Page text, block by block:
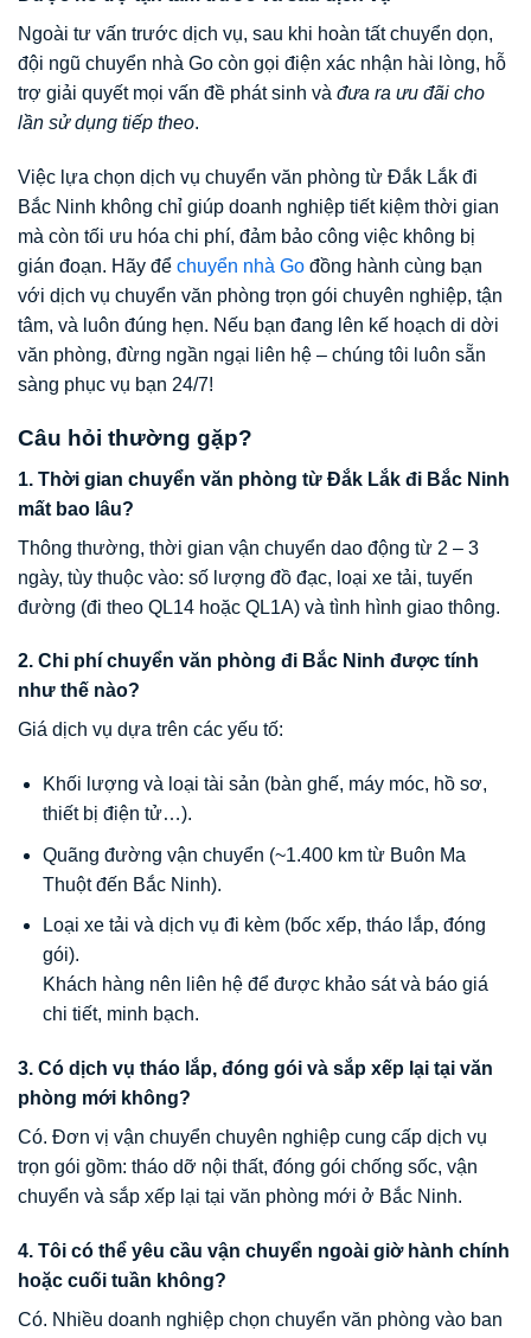
Ngoài tư vấn trước dịch vụ, sau khi hoàn tất chuyển dọn,
đội ngũ chuyển nhà Go còn gọi điện xác nhận hài lòng, hỗ
trợ giải quyết mọi vấn đề phát sinh và đưa ra ưu đãi cho
lần sử dụng tiếp theo.
Việc lựa chọn dịch vụ chuyển văn phòng từ Đắk Lắk đi
Bắc Ninh không chỉ giúp doanh nghiệp tiết kiệm thời gian
mà còn tối ưu hóa chi phí, đảm bảo công việc không bị
gián đoạn. Hãy để chuyển nhà Go đồng hành cùng bạn
với dịch vụ chuyển văn phòng trọn gói chuyên nghiệp, tận
tâm, và luôn đúng hẹn. Nếu bạn đang lên kế hoạch di dời
văn phòng, đừng ngần ngại liên hệ – chúng tôi luôn sẵn
sàng phục vụ bạn 24/7!
Câu hỏi thường gặp?
1. Thời gian chuyển văn phòng từ Đắk Lắk đi Bắc Ninh
mất bao lâu?
Thông thường, thời gian vận chuyển dao động từ 2 – 3
ngày, tùy thuộc vào: số lượng đồ đạc, loại xe tải, tuyến
đường (đi theo QL14 hoặc QL1A) và tình hình giao thông.
2. Chi phí chuyển văn phòng đi Bắc Ninh được tính
như thế nào?
Giá dịch vụ dựa trên các yếu tố:
Khối lượng và loại tài sản (bàn ghế, máy móc, hồ sơ,
thiết bị điện tử…).
Quãng đường vận chuyển (~1.400 km từ Buôn Ma
Thuột đến Bắc Ninh).
Loại xe tải và dịch vụ đi kèm (bốc xếp, tháo lắp, đóng
gói).
Khách hàng nên liên hệ để được khảo sát và báo giá
chi tiết, minh bạch.
3. Có dịch vụ tháo lắp, đóng gói và sắp xếp lại tại văn
phòng mới không?
Có. Đơn vị vận chuyển chuyên nghiệp cung cấp dịch vụ
trọn gói gồm: tháo dỡ nội thất, đóng gói chống sốc, vận
chuyển và sắp xếp lại tại văn phòng mới ở Bắc Ninh.
4. Tôi có thể yêu cầu vận chuyển ngoài giờ hành chính
hoặc cuối tuần không?
Có. Nhiều doanh nghiệp chọn chuyển văn phòng vào ban